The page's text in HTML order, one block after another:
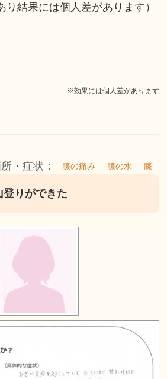
り結果には個人差があります）
※効果には個人差があります
・症状： 膝の痛み 膝の水 膝
登りができた